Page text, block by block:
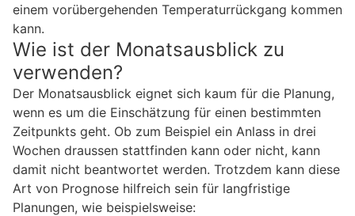
einem vorübergehenden Temperaturrückgang kommen
kann.
Wie ist der Monatsausblick zu
verwenden?
Der Monatsausblick eignet sich kaum für die Planung,
wenn es um die Einschätzung für einen bestimmten
Zeitpunkts geht. Ob zum Beispiel ein Anlass in drei
Wochen draussen stattfinden kann oder nicht, kann
damit nicht beantwortet werden. Trotzdem kann diese
Art von Prognose hilfreich sein für langfristige
Planungen, wie beispielsweise: